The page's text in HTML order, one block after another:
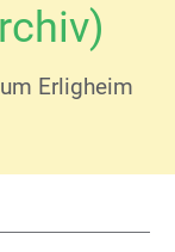
Erligheim